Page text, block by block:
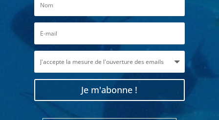
Je m'abonne !